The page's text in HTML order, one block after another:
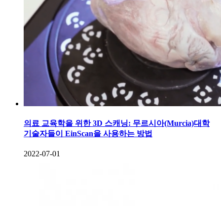
의료 교육학을 위한 3D 스캐닝: 무르시아(Murcia)대학
기술자들이 EinScan을 사용하는 방법
2022-07-01